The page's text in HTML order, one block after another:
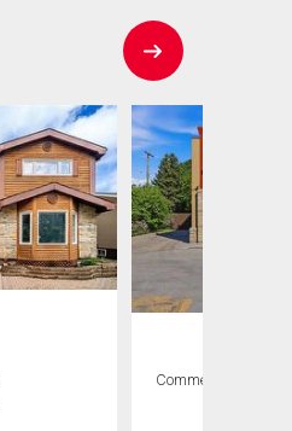
Commercial